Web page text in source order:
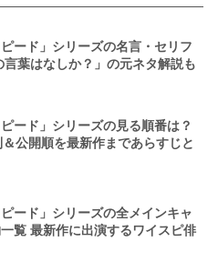
ピード」シリーズの名言・セリフ
言葉はなしか？」の元ネタ解説も
ピード」シリーズの見る順番は？
公開順を最新作まであらすじと
ピード」シリーズの全メインキャ
覧 最新作に出演するワイスピ俳